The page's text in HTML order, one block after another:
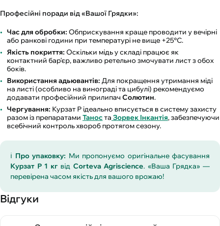
Професійні поради від «Вашої Грядки»:
Час для обробки: Обприскування краще проводити у вечірні
або ранкові години при температурі не вище +25°C.
Якість покриття: Оскільки мідь у складі працює як
контактний бар'єр, важливо ретельно змочувати лист з обох
боків.
Використання адьювантів: Для покращення утримання міді
на листі (особливо на винограді та цибулі) рекомендуємо
додавати професійний прилипач Солютин.
Чергування: Курзат Р ідеально вписується в систему захисту
разом із препаратами Таноста Зорвек Інкантія, забезпечуючи
всебічний контроль хвороб протягом сезону.
ℹ️ Про упаковку: Ми пропонуємо оригінальне фасування
Курзат Р 1 кгвід Corteva Agriscience. «Ваша Грядка» —
перевірена часом якість для вашого врожаю!
Відгуки